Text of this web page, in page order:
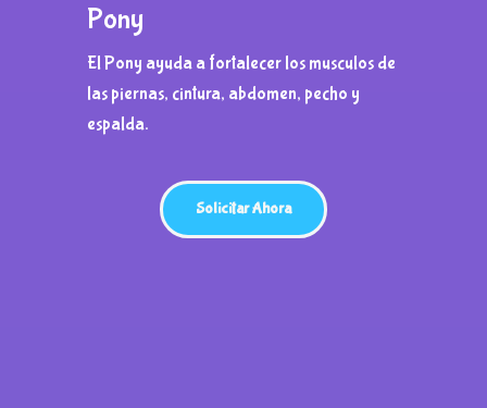
Pony
El Pony ayuda a fortalecer los musculos de
las piernas, cintura, abdomen, pecho y
espalda.
Solicitar Ahora